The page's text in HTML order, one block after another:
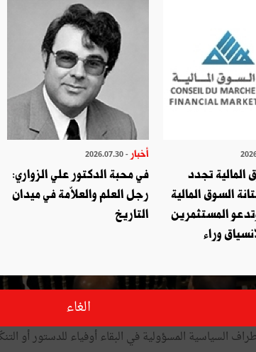
أنّ خطاب الرئيس الباجي قايد السبسي يوم أمس
السياسية المسؤولية في البقاء أوفياء للدستور أو
المالية تجدد
السوق المالية
المستثمرين
وراء
أخبار - 2026.07.30
في محبة الدكتور علي الزواري:
رجل العلم والعلاّمة في ميدان
التاريخ
الغاء